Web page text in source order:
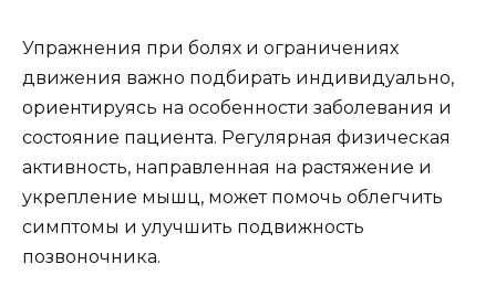
Упражнения при болях и ограничениях
движения важно подбирать индивидуально,
ориентируясь на особенности заболевания и
состояние пациента. Регулярная физическая
активность, направленная на растяжение и
укрепление мышц, может помочь облегчить
симптомы и улучшить подвижность
позвоночника.